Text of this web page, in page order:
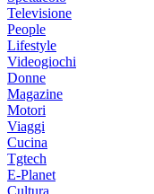
Televisione
People
Lifestyle
Videogiochi
Donne
Magazine
Motori
Viaggi
Cucina
Tgtech
E-Planet
Cultura